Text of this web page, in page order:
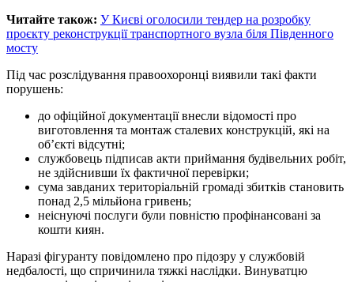
Читайте також: У Києві оголосили тендер на розробку
проєкту реконструкції транспортного вузла біля Південного
мосту
Під час розслідування правоохоронці виявили такі факти
порушень:
до офіційної документації внесли відомості про
виготовлення та монтаж сталевих конструкцій, які на
об’єкті відсутні;
службовець підписав акти приймання будівельних робіт,
не здійснивши їх фактичної перевірки;
сума завданих територіальній громаді збитків становить
понад 2,5 мільйона гривень;
неіснуючі послуги були повністю профінансовані за
кошти киян.
Наразі фігуранту повідомлено про підозру у службовій
недбалості, що спричинила тяжкі наслідки. Винуватцю